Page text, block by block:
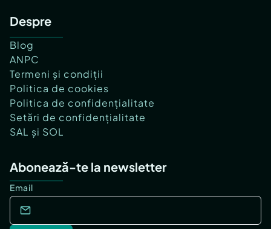
Despre
Blog
ANPC
Termeni și condiții
Politica de cookies
Politica de confidențialitate
Setări de confidențialitate
SAL și SOL
Abonează-te la newsletter
Email